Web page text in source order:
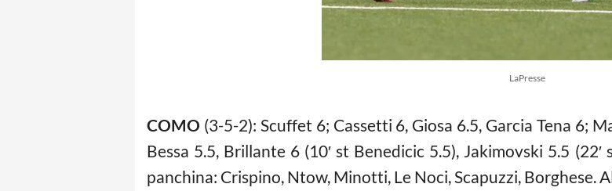
LaPresse
COMO (3-5-2): Scuffet 6; Cassetti 6, Giosa 6.5, Garcia Tena 6;
Bessa 5.5, Brillante 6 (10′ st Benedicic 5.5), Jakimovski 5.5
panchina: Crispino, Ntow, Minotti, Le Noci, Scapuzzi, Borghese.